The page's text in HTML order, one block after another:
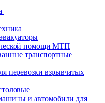
помощи МТП
транспортные
перевозки взрывчатых
и автомобили для